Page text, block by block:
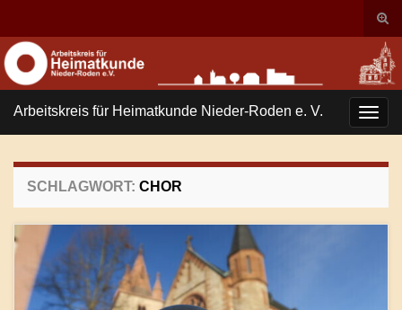
Search for:
Arbeitskreis für Heimatkunde Nieder-Roden e. V.
SCHLAGWORT: CHOR